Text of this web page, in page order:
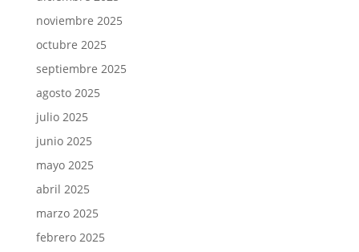
noviembre 2025
octubre 2025
septiembre 2025
agosto 2025
julio 2025
junio 2025
mayo 2025
abril 2025
marzo 2025
febrero 2025